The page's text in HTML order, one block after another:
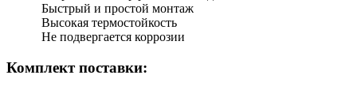
Быстрый и простой монтаж
Высокая термостойкость
Не подвергается коррозии
Комплект поставки: